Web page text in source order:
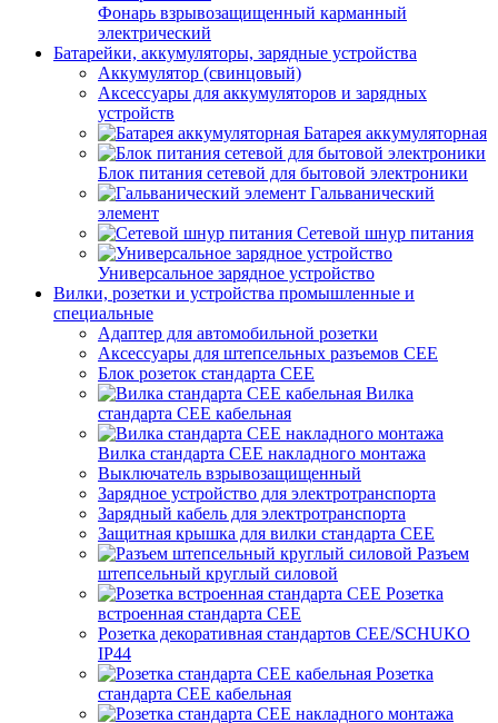
Фонарь взрывозащищенный карманный
электрический
Батарейки, аккумуляторы, зарядные устройства
Аккумулятор (свинцовый)
Аксессуары для аккумуляторов и зарядных
устройств
Батарея аккумуляторная
Блок питания сетевой для бытовой электроники
Гальванический
элемент
Сетевой шнур питания
Универсальное зарядное устройство
Вилки, розетки и устройства промышленные и
специальные
Адаптер для автомобильной розетки
Аксессуары для штепсельных разъемов CEE
Блок розеток стандарта CEE
Вилка
стандарта CEE кабельная
Вилка стандарта CEE накладного монтажа
Выключатель взрывозащищенный
Зарядное устройство для электротранспорта
Зарядный кабель для электротранспорта
Защитная крышка для вилки стандарта CEE
Разъем
штепсельный круглый силовой
Розетка
встроенная стандарта CEE
Розетка декоративная стандартов CEE/SCHUKO
IP44
Розетка
стандарта СЕЕ кабельная